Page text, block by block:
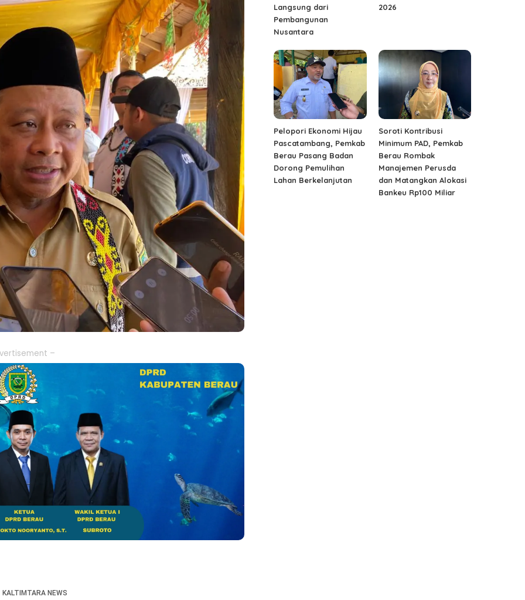
–
Langsung dari
Pembangunan
Nusantara
2026
Pelopori Ekonomi Hijau
Pascatambang, Pemkab
Berau Pasang Badan
Dorong Pemulihan
Lahan Berkelanjutan
Soroti Kontribusi
Minimum PAD, Pemkab
Berau Rombak
Manajemen Perusda
dan Matangkan Alokasi
Bankeu Rp100 Miliar